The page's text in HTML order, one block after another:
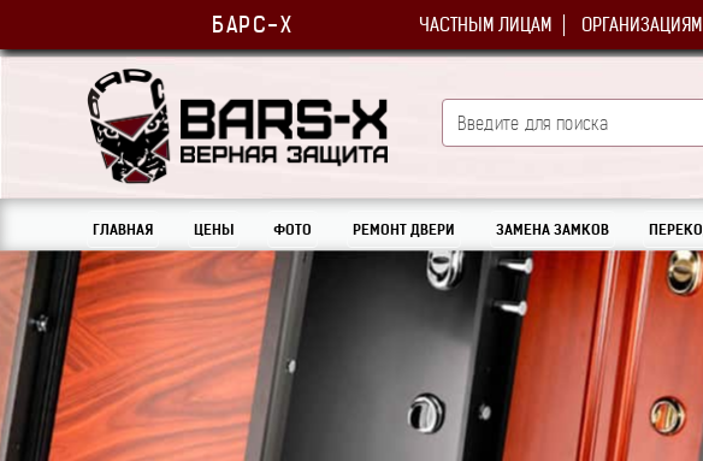
БАРС-Х ЧАСТНЫМ ЛИЦАМ ОРГАНИЗАЦИЯМ
ГЛАВНАЯ ЦЕНЫ ФОТО РЕМОНТ ДВЕРИ ЗАМЕНА ЗАМКОВ